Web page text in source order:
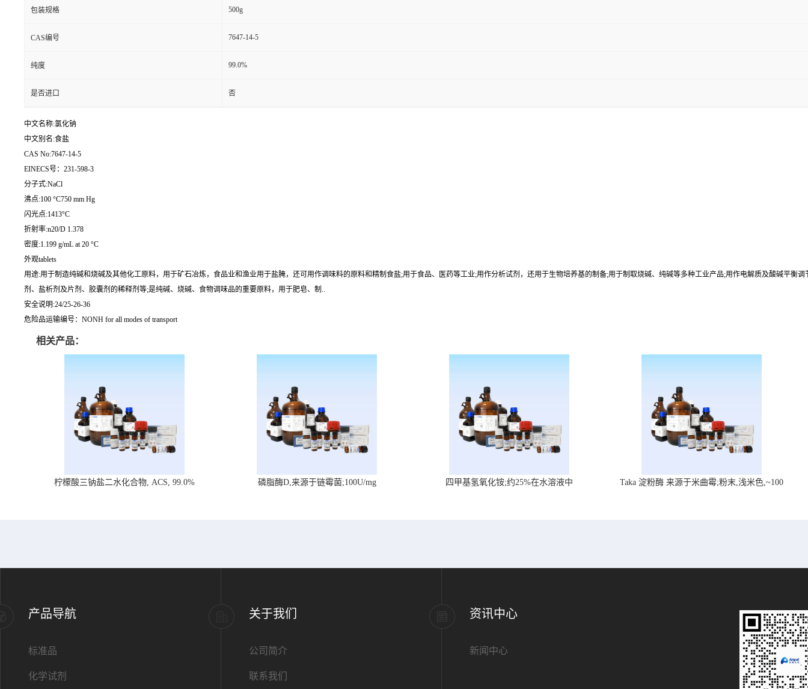
包装规格 500g
CAS编号 7647-14-5
纯度 99.0%
是否进口 否
中文名称:氯化钠
中文别名:食盐
CAS No:7647-14-5
EINECS号：231-598-3
分子式:NaCl
沸点:100 °C750 mm Hg
闪光点:1413°C
折射率:n20/D 1.378
密度:1.199 g/mL at 20 °C
外观tablets
用途:用于制造纯碱和烧碱及其他化工原料，用于矿石冶炼，食品业和渔业用于盐腌，还可用作调味料的原料和精制食盐;用于食品、医药等工业;用作分析试剂，还用于生物培养基的制备;用于制取烧碱、纯碱等多种工业产品;用作电解质及酸碱平衡调
剂、盐析剂及片剂、胶囊剂的稀释剂等;是纯碱、烧碱、食物调味品的重要原料，用于肥皂、制..
安全说明:24/25-26-36
危险品运输编号：NONH for all modes of transport
相关产品：
柠檬酸三钠盐二水化合物, ACS, 99.0% 磷脂酶D,来源于链霉菌;100U/mg 四甲基氢氧化铵;约25%在水溶液中
Taka 淀粉酶 来源于米曲霉;粉末,浅米色,~100
产品导航
标准品
化学试剂
关于我们
公司简介
联系我们
资讯中心
新闻中心